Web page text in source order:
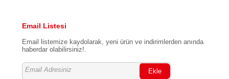
Email Listesi
Email listemize kaydolarak, yeni ürün ve indirimlerden anında
haberdar olabilirsiniz!.
Ekle